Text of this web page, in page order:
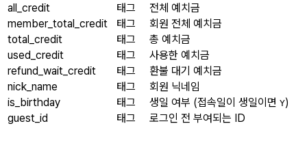
all_credit 태그
전체 예치금
member_total_credit
태그
회원 전체 예치금
total_credit
태그
총 예치금
used_credit
태그
사용한 예치금
refund_wait_credit
태그
환불 대기 예치금
nick_name
태그
회원 닉네임
is_birthday
태그 생일 여부 (접속일이 생일이면 Y)
guest_id
태그 로그인 전 부여되는 ID